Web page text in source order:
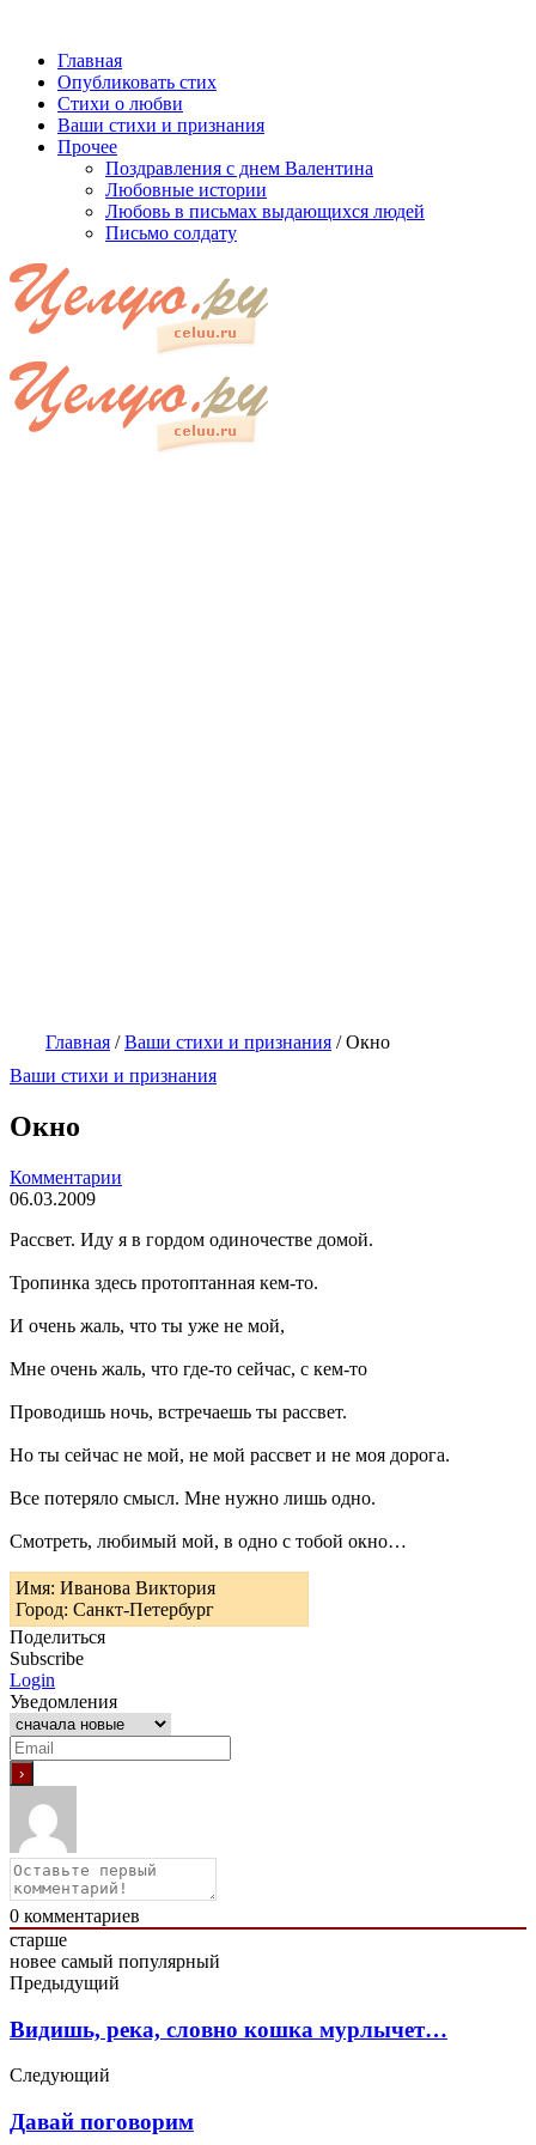
Главная
Опубликовать стих
Стихи о любви
Ваши стихи и признания
Прочее
Поздравления с днем Валентина
Любовные истории
Любовь в письмах выдающихся людей
Письмо солдату
Главная /Ваши стихи и признания /Окно
Ваши стихи и признания
Окно
Комментарии
06.03.2009
Рассвет. Иду я в гордом одиночестве домой.
Тропинка здесь протоптанная кем-то.
И очень жаль, что ты уже не мой,
Мне очень жаль, что где-то сейчас, с кем-то
Проводишь ночь, встречаешь ты рассвет.
Но ты сейчас не мой, не мой рассвет и не моя дорога.
Все потеряло смысл. Мне нужно лишь одно.
Смотреть, любимый мой, в одно с тобой окно…
Имя: Иванова Виктория
Город: Санкт-Петербург
Поделиться
Subscribe
Login
Уведомления
0 комментариев
старше
новее самый популярный
Предыдущий
Видишь, река, словно кошка мурлычет…
Следующий
Давай поговорим